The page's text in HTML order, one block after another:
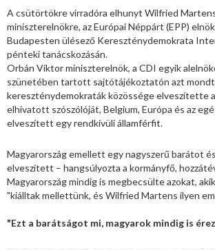
A csütörtökre virradóra elhunyt Wilfried
miniszterelnökre, az Európai Néppárt (EPP)
Budapesten ülésező Kereszténydemokrata
pénteki tanácskozásán.
Orbán Viktor miniszterelnök, a CDI egyik
szünetében tartott sajtótájékoztatón azt
kereszténydemokraták közössége elveszítette
elhivatott szószólóját, Belgium, Európa és az
elveszített egy rendkívüli államférfit.
Magyarország emellett egy nagyszerű barátot
elveszített – hangsúlyozta a kormányfő,
Magyarország mindig is megbecsülte azokat,
"kiálltak mellettünk, és Wilfried Martens ilyen
"Ezt a barátságot mi, magyarok mindig is